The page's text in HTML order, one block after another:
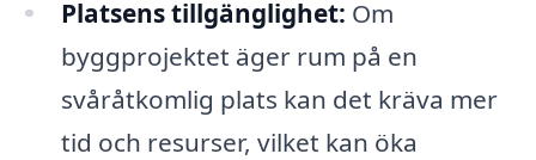
Platsens tillgänglighet: Om
byggprojektet äger rum på en
svåråtkomlig plats kan det kräva mer
tid och resurser, vilket kan öka